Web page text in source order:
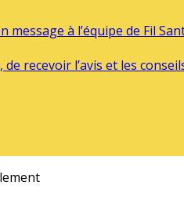
à l’équipe de Fil
recevoir l’avis et les